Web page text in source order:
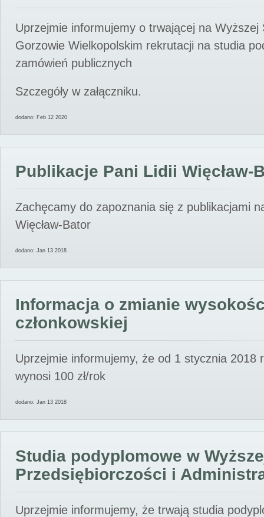
Uprzejmie informujemy o trwającej na Wyższej
Gorzowie Wielkopolskim rekrutacji na studia
zamówień publicznych
Szczegóły w załączniku.
dodano: Feb 12 2020
Publikacje Pani Lidii Więcław-
Zachęcamy do zapoznania się z publikacjami
Więcław-Bator
dodano: Jan 13 2018
Informacja o zmianie
członkowskiej
Uprzejmie informujemy, że od 1 stycznia 2018
wynosi 100 zł/rok
dodano: Jan 13 2018
Studia podyplomowe w
Przedsiębiorczości i
Uprzejmie informujemy, że trwają studia